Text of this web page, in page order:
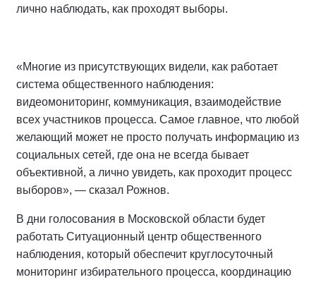
лично наблюдать, как проходят выборы.
«Многие из присутствующих видели, как работает
система общественного наблюдения:
видеомониторинг, коммуникация, взаимодействие
всех участников процесса. Самое главное, что любой
желающий может не просто получать информацию из
социальных сетей, где она не всегда бывает
объективной, а лично увидеть, как проходит процесс
выборов», — сказал Рожнов.
В дни голосования в Московской области будет
работать Ситуационный центр общественного
наблюдения, который обеспечит круглосуточный
мониторинг избирательного процесса, координацию